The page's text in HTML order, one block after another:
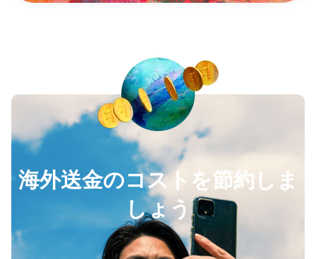
海外送金のコストを節約しま
しょう